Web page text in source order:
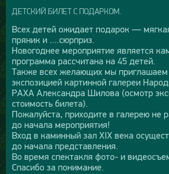
ДЕТСКИЙ БИЛЕТ С ПОДАРКОМ.
Всех детей ожидает подарок —
пряник и ....сюрприз.
Новогоднее мероприятие является
программа рассчитана на 45 детей.
Также всех желающих мы приглашаем
экспозицией картинной галереи
РАХА Александра Шилова (осмотр
стоимость билета).
Пожалуйста, приходите в галерею не
до начала мероприятия!
Вход в каминный зал XIX века
до начала представления.
Во время спектакля фото- и
Спасибо за понимание.